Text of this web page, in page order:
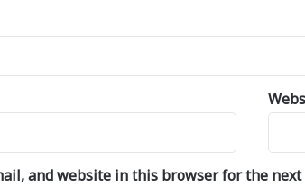
and website in this browser for the